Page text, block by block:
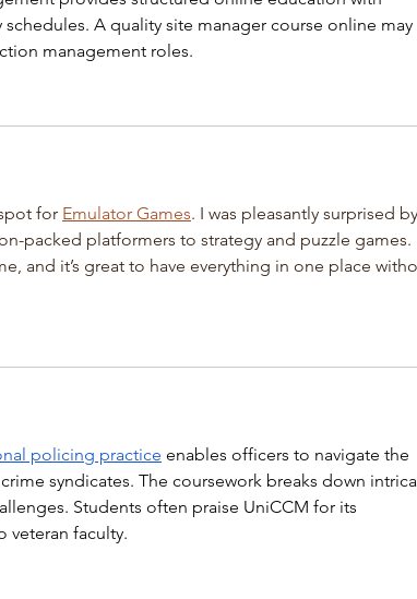
A quality site manager course online may
management roles.
for Emulator Games. I was pleasantly surprised by
packed platformers to strategy and puzzle games.
and it’s great to have everything in one place
policing practice enables officers to navigate the
syndicates. The coursework breaks down
Students often praise UniCCM for its
veteran faculty.